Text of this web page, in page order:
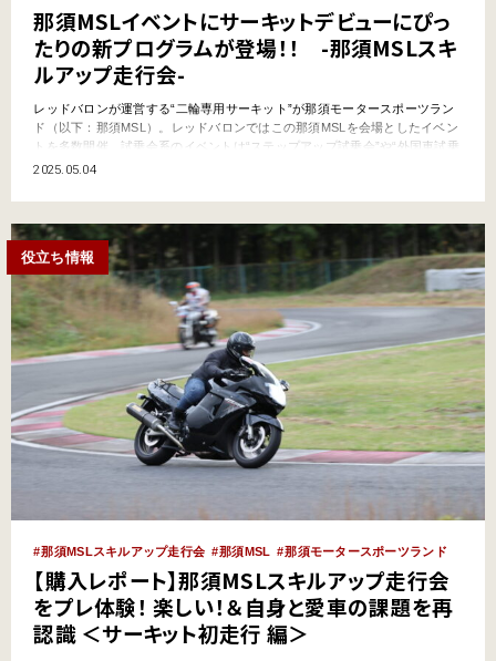
那須MSLイベントにサーキットデビューにぴっ
たりの新プログラムが登場！！ -那須MSLスキ
ルアップ走行会-
レッドバロンが運営する“二輪専用サーキット”が那須モータースポーツラン
ド（以下：那須MSL）。レッドバロンではこの那須MSLを会場としたイベン
トを多数開催。試乗会系のイベントは“ステップアップ試乗会”や“外国車試乗
会”。スクール系のイベントなら“ライディングスクール”、“ライディングカ
那須MSLのイベントプログラムに新たに加わ…
2025.05.04
役立ち情報
那須MSLスキルアップ走行会 那須MSL 那須モータースポーツランド
【購入レポート】那須MSLスキルアップ走行会
をプレ体験！ 楽しい！＆自身と愛車の課題を再
認識 ＜サーキット初走行 編＞